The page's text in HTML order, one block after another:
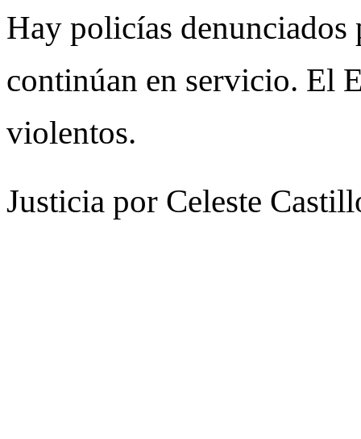
Hay policías
continúan en servicio. El
violentos.
Justicia por Celeste